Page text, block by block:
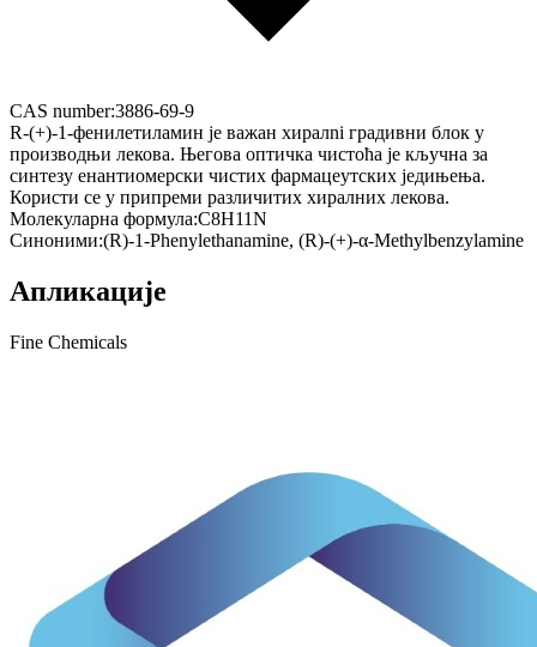
CAS number:3886-69-9
R-(+)-1-фенилетиламин је важан хиралni градивни блок у
производњи лекова. Његова оптичка чистоћа је кључна за
синтезу енантиомерски чистих фармацеутских једињења.
Користи се у припреми различитих хиралних лекова.
Молекуларна формула:C8H11N
Синоними:(R)-1-Phenylethanamine, (R)-(+)-α-Methylbenzylamine
Апликације
Fine Chemicals